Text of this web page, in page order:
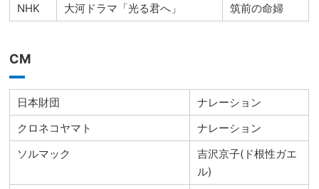
NHK 大河ドラマ「光る君へ」 筑前の命婦
CM
日本財団
ナレーション
クロネコヤマト
ナレーション
ソルマック
吉沢京子(ド根性ガエ
ル)